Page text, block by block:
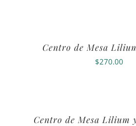
Centro de Mesa
$270.00
Centro de Mesa Lilium